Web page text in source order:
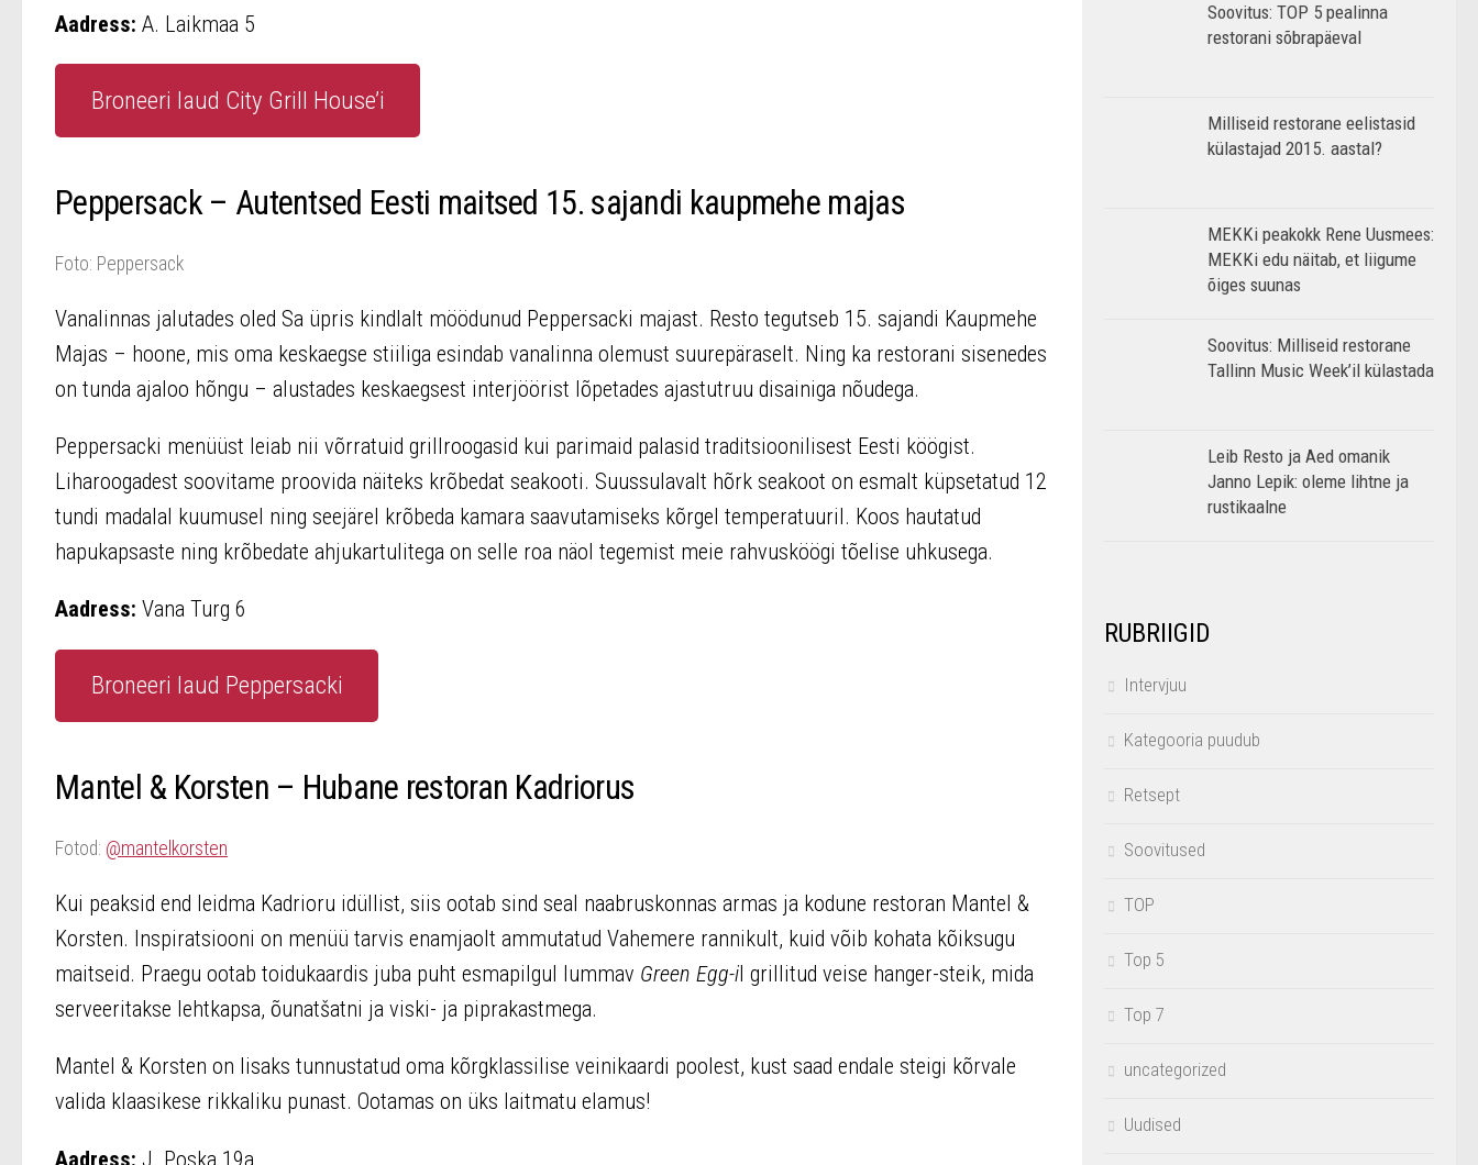
Aadress: A. Laikmaa 5
Broneeri laud City Grill House’i
Peppersack – Autentsed Eesti maitsed 15. sajandi kaupmehe majas
Foto: Peppersack
Vanalinnas jalutades oled Sa üpris kindlalt möödunud Peppersacki majast. Resto tegutseb 15. sajandi Kaupmehe
Majas – hoone, mis oma keskaegse stiiliga esindab vanalinna olemust suurepäraselt. Ning ka restorani sisenedes
on tunda ajaloo hõngu – alustades keskaegsest interjöörist lõpetades ajastutruu disainiga nõudega.
Peppersacki menüüst leiab nii võrratuid grillroogasid kui parimaid palasid traditsioonilisest Eesti köögist.
Liharoogadest soovitame proovida näiteks krõbedat seakooti. Suussulavalt hõrk seakoot on esmalt küpsetatud 12
tundi madalal kuumusel ning seejärel krõbeda kamara saavutamiseks kõrgel temperatuuril. Koos hautatud
hapukapsaste ning krõbedate ahjukartulitega on selle roa näol tegemist meie rahvusköögi tõelise uhkusega.
Aadress: Vana Turg 6
Broneeri laud Peppersacki
Mantel & Korsten – Hubane restoran Kadriorus
Fotod: @mantelkorsten
Kui peaksid end leidma Kadrioru idüllist, siis ootab sind seal naabruskonnas armas ja kodune restoran Mantel &
Korsten. Inspiratsiooni on menüü tarvis enamjaolt ammutatud Vahemere rannikult, kuid võib kohata kõiksugu
maitseid. Praegu ootab toidukaardis juba puht esmapilgul lummav Green Egg-il grillitud veise hanger-steik, mida
serveeritakse lehtkapsa, õunatšatni ja viski- ja piprakastmega.
Mantel & Korsten on lisaks tunnustatud oma kõrgklassilise veinikaardi poolest, kust saad endale steigi kõrvale
valida klaasikese rikkaliku punast. Ootamas on üks laitmatu elamus!
Aadress: J. Poska 19a
Soovitus: TOP 5 pealinna
restorani sõbrapäeval
Milliseid restorane eelistasid
külastajad 2015. aastal?
MEKKi peakokk Rene Uusmees:
MEKKi edu näitab, et liigume
õiges suunas
Soovitus: Milliseid restorane
Tallinn Music Week’il külastada
Leib Resto ja Aed omanik
Janno Lepik: oleme lihtne ja
rustikaalne
RUBRIIGID
Intervjuu
Kategooria puudub
Retsept
Soovitused
TOP
Top 5
Top 7
uncategorized
Uudised